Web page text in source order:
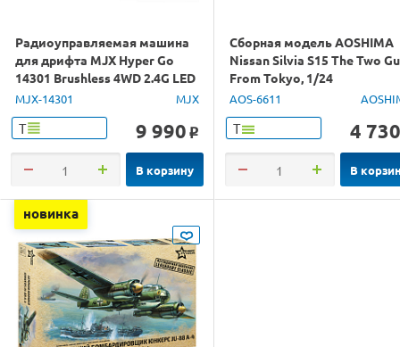
Радиоуправляемая машина
для дрифта MJX Hyper Go
14301 Brushless 4WD 2.4G LED
1/14 RTR
MJX-14301 MJX
Т 9 990 o
В корзину
Сборная модель AOSHIMA
Nissan Silvia S15 The Two
From Tokyo, 1/24
AOS-6611
Т 4 730
В
новинка